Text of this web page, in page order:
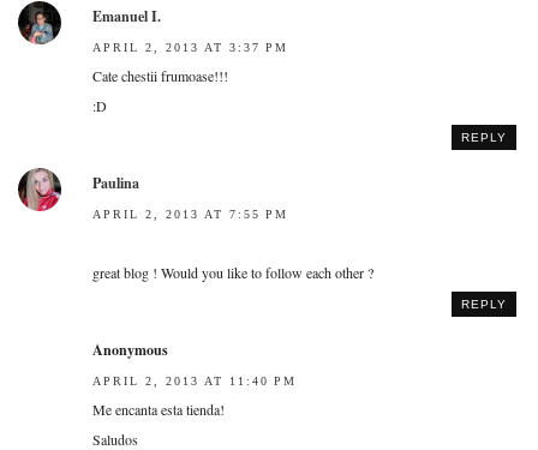
Emanuel I.
APRIL 2, 2013 AT 3:37 PM
Cate chestii frumoase!!!
:D
REPLY
Paulina
APRIL 2, 2013 AT 7:55 PM
great blog ! Would you like to follow each other ?
REPLY
Anonymous
APRIL 2, 2013 AT 11:40 PM
Me encanta esta tienda!
Saludos